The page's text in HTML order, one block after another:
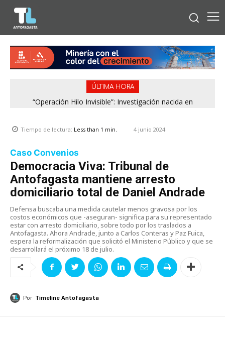
ÚLTIMA HORA
“Operación Hilo Invisible”: Investigación nacida en
Tiempo de lectura: Less than 1 min. 4 junio 2024
Caso Convenios
Democracia Viva: Tribunal de
Antofagasta mantiene arresto
domiciliario total de Daniel Andrade
Defensa buscaba una medida cautelar menos gravosa por los
costos económicos que -aseguran- significa para su representado
estar con arresto domiciliario, sobre todo por los traslados a
Antofagasta. Ahora Andrade, junto a Carlos Conteras y Paz Fuica,
espera la reformalización que solicitó el Ministerio Público y que se
desarrollará el próximo 18 de julio.
Por Timeline Antofagasta